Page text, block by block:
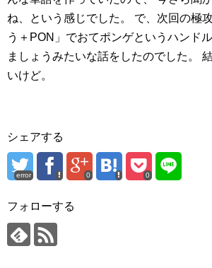
ね、という感じでした。
で、次回の極
う＋PON」でおてポンゲというハンド
ましょうみたいな話をしたのでした。
いけど。
シェアする
error 0 0
フォローする